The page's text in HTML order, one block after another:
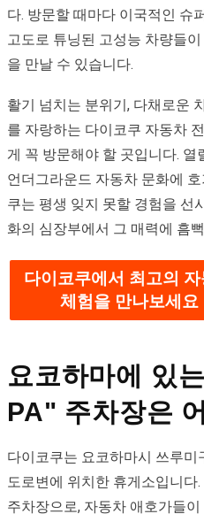
다. 방문할 때마다 이국적인 슈
고도로 튜닝된 고성능 차량들
을 만날 수 있습니다.
활기 넘치는 분위기, 다채로운
를 자랑하는 다이코쿠 자동차
게 꼭 방문해야 할 곳입니다. 열
언더그라운드 자동차 문화에
쿠는 평생 잊지 못할 경험을 선
화의 심장부에서 그 매력에 흠
다이코쿠에서 최고의
체험을 만나보세요
요코하마에 있
PA" 주차장은
다이코쿠는 요코하마시 쓰루
도로변에 위치한 휴게소입니다
주차장으로, 자동차 애호가들